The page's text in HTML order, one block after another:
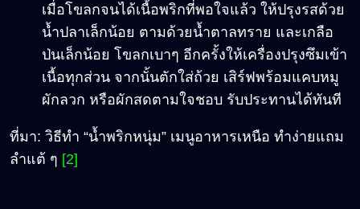
เมื่อโขลกจนได้เนื้อพริกที่พอใจแล้ว ให้ปรุงรสด้วย
น้ำปลาเล็กน้อย ตามด้วยน้ำตาลทราย และเกลือ
ป่นเล็กน้อย โขลกเบาๆ อีกครั้งให้เครื่องปรุงซึมเข้า
เนื้อทุกส่วน จากนั้นตักใส่ถ้วย เสิร์ฟพร้อมแคบหมู
ผักลวก หรือผักสดตามใจชอบ รับประทานได้ทันที
ที่มา: วิธีทำ “น้ำพริกหนุ่ม” เมนูอาหารเหนือ ทำง่ายแถม
ลำแต้ ๆ [2]